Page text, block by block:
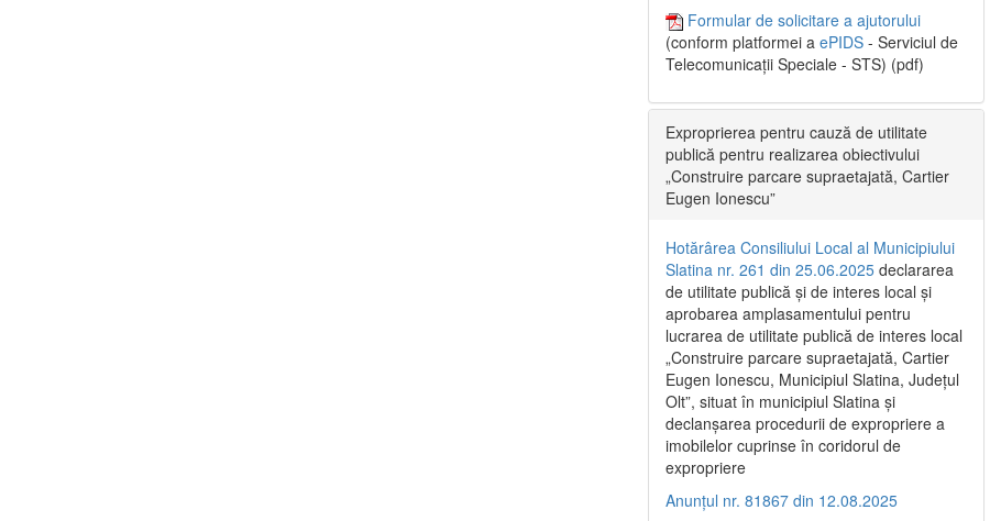
Formular de solicitare a ajutorului
(conform platformei a ePIDS - Serviciul de
Telecomunicații Speciale - STS) (pdf)
Exproprierea pentru cauză de utilitate
publică pentru realizarea obiectivului
„Construire parcare supraetajată, Cartier
Eugen Ionescu”
Hotărârea Consiliului Local al Municipiului
Slatina nr. 261 din 25.06.2025 declararea
de utilitate publică și de interes local și
aprobarea amplasamentului pentru
lucrarea de utilitate publică de interes local
„Construire parcare supraetajată, Cartier
Eugen Ionescu, Municipiul Slatina, Județul
Olt”, situat în municipiul Slatina și
declanșarea procedurii de expropriere a
imobilelor cuprinse în coridorul de
expropriere
Anunțul nr. 81867 din 12.08.2025